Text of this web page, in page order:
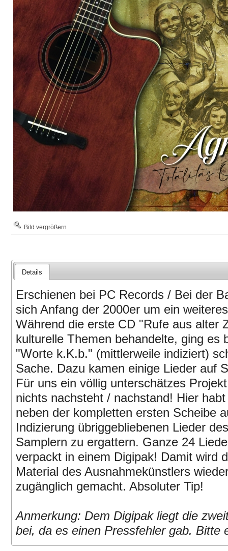
Bild vergrößern
Details
Erschienen bei PC Records / Bei der
sich Anfang der 2000er um ein
Während die erste CD "Rufe aus alter
kulturelle Themen behandelte, ging es
"Worte k.K.b." (mittlerweile indiziert)
Sache. Dazu kamen einige Lieder auf
Für uns ein völlig unterschätzes
nichts nachsteht / nachstand! Hier
neben der kompletten ersten Scheibe
Indizierung übriggebliebenen Lieder
Samplern zu ergattern. Ganze 24
verpackt in einem Digipak! Damit wird
Material des Ausnahmekünstlers
zugänglich gemacht. Absoluter Tip!
Anmerkung: Dem Digipak liegt die
bei, da es einen Pressfehler gab. Bitte